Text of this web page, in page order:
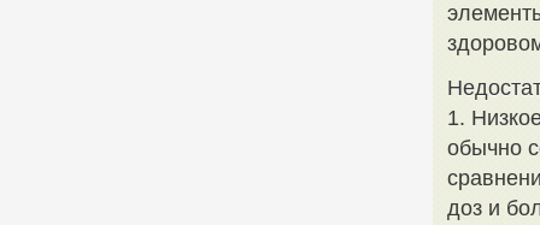
1.
обычно
доз и